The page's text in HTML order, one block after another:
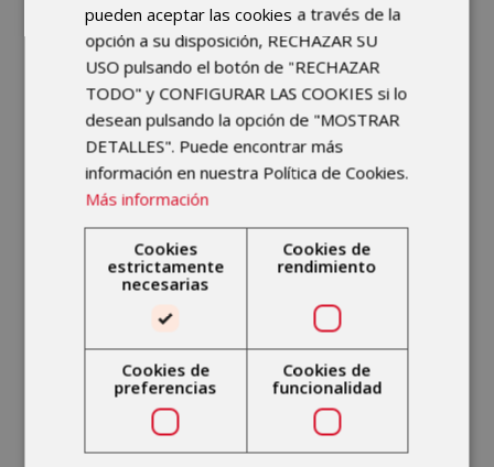
pacientes.
Mejora del Equilibrio y la
Coordinación:Los ejercicios en el
agua ayudan a mejorar el equilibrio
y la coordinación, lo que es
especialmente útil para personas
con problemas neuromusculares o
de movilidad.
Aumento de la Circulación
Sanguínea:
La inmersión en agua
caliente puede mejorar la
circulación sanguínea, lo que es
beneficioso para pacientes con
problemas circulatorios.
pueden aceptar las cookies a través de la
opción a su disposición, RECHAZAR SU
USO pulsando el botón de "RECHAZAR
TODO" y CONFIGURAR LAS COOKIES si lo
desean pulsando la opción de "MOSTRAR
DETALLES". Puede encontrar más
información en nuestra Política de Cookies.
Más información
Cookies
estrictamente
necesarias
Cookies de
rendimiento
Cookies de
preferencias
Cookies de
funcionalidad